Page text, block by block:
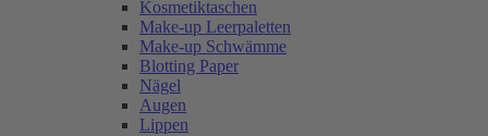
Kosmetiktaschen
Make-up Leerpaletten
Make-up Schwämme
Blotting Paper
Nägel
Augen
Lippen